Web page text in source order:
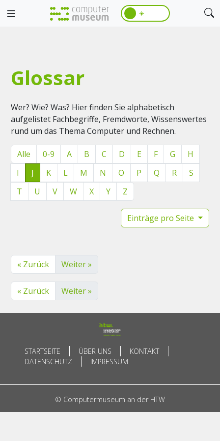
☀️
Glossar
Wer? Wie? Was? Hier finden Sie alphabetisch
aufgelistet Fachbegriffe, Fremdworte, Wissenswertes
rund um das Thema Computer und Rechnen.
Alle 0-9 A B C D E F G
H
I
J K L M N O P Q R
S
T
U V W X Y Z
Einträge pro Seite
« Zurück Weiter »
« Zurück Weiter »
STARTSEITE ÜBER UNS
KONTAKT
DATENSCHUTZ
IMPRESSUM
© Computermuseum an der HTW